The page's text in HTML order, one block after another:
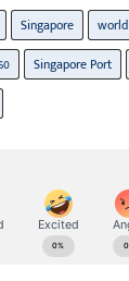
Singapore world
Singapore Port